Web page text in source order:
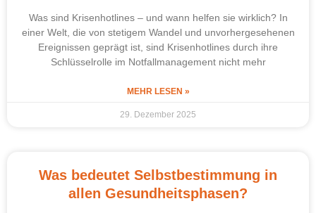
Was sind Krisenhotlines – und wann helfen sie wirklich? In
einer Welt, die von stetigem Wandel und unvorhergesehenen
Ereignissen geprägt ist, sind Krisenhotlines durch ihre
Schlüsselrolle im Notfallmanagement nicht mehr
MEHR LESEN »
29. Dezember 2025
Was bedeutet Selbstbestimmung in
allen Gesundheitsphasen?